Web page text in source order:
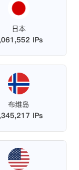
日本
IPs
布维岛
IPs